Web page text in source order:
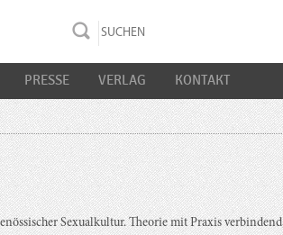
PRESSE VERLAG KONTAKT
Sexualkultur. Theorie mit Praxis